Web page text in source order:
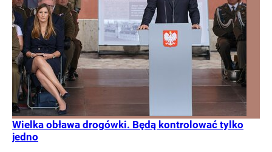
Wielka obława drogówki. Będą kontrolować tylko
jedno